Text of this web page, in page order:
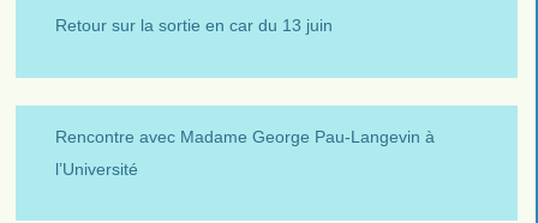
Retour sur la sortie en car du 13 juin
Rencontre avec Madame George Pau-Langevin à
l’Université